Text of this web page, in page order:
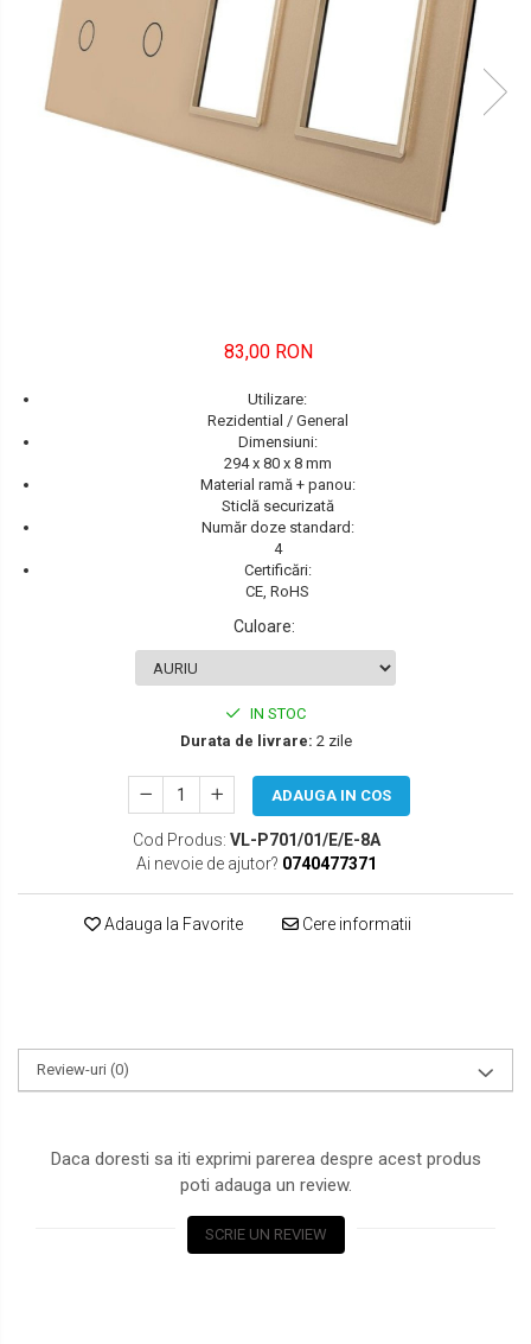
FORD
JEEP/CHRYSLER/DODGE
VW/SEAT/SKODA
83,00 RON
Utilizare:
Rezidential / General
Dimensiuni:
294 x 80 x 8 mm
Material ramă + panou:
Sticlă securizată
Număr doze standard:
4
Certificări:
CE, RoHS
Culoare:
IN STOC
Durata de livrare: 2 zile
ADAUGA IN COS
Cod Produs: VL-P701/01/E/E-8A
Ai nevoie de ajutor? 0740477371
Adauga la Favorite Cere informatii
Review-uri (0)
Daca doresti sa iti exprimi parerea despre acest produs
poti adauga un review.
SCRIE UN REVIEW